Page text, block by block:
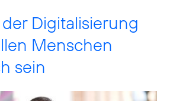
Digitalisierung
Menschen
sein